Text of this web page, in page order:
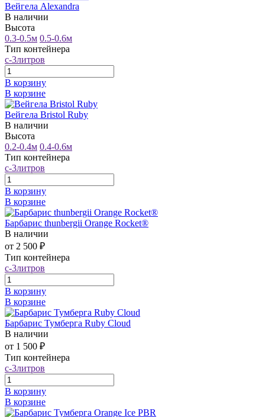
Вейгела Alexandra
В наличии
Высота
0.3-0.5м 0.5-0.6м
Тип контейнера
с-3литров
В корзину
В корзине
Вейгела Bristol Ruby
В наличии
Высота
0.2-0.4м 0.4-0.6м
Тип контейнера
с-3литров
В корзину
В корзине
Барбарис thunbergii Orange Rocket®
В наличии
от 2 500 ₽
Тип контейнера
с-3литров
В корзину
В корзине
Барбарис Тумберга Ruby Cloud
В наличии
от 1 500 ₽
Тип контейнера
с-3литров
В корзину
В корзине